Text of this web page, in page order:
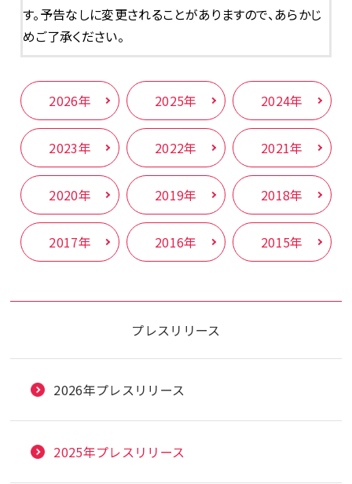
す。予告なしに変更されることがありますので、あらかじ
めご了承ください。
2026年 2025年 2024年
2023年 2022年 2021年
2020年 2019年 2018年
2017年 2016年 2015年
プレスリリース
2026年プレスリリース
2025年プレスリリース